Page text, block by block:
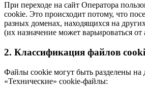
При переходе на сайт Оператора
cookie. Это происходит потому, что
разных доменах, находящихся на
(их назначение может варьироваться
2. Классификация файлов
Файлы cookie могут быть разделены на
«Технические» cookie-файлы: